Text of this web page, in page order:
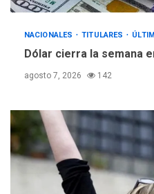
NACIONALES TITULARES
Dólar cierra la semana
agosto 7, 2026 142